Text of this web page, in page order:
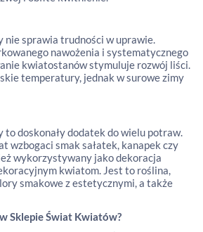
nie sprawia trudności w uprawie.
nawożenia i systematycznego
kwiatostanów stymuluje rozwój liści.
temperatury, jednak w surowe zimy
to doskonały dodatek do wielu potraw.
wzbogaci smak sałatek, kanapek czy
wykorzystywany jako dekoracja
kwiatom. Jest to roślina,
smakowe z estetycznymi, a także
Sklepie Świat Kwiatów?